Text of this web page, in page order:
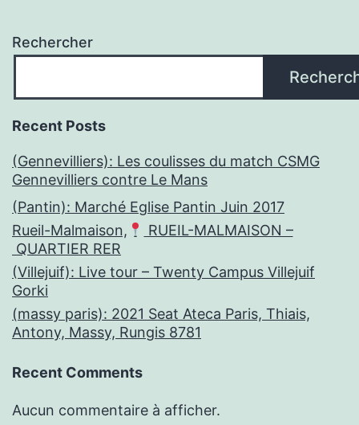
Rechercher
Recent Posts
(Gennevilliers): Les coulisses du match CSMG
Gennevilliers contre Le Mans
(Pantin): Marché Eglise Pantin Juin 2017
Rueil-Malmaison,
RUEIL-MALMAISON –
QUARTIER RER
(Villejuif): Live tour – Twenty Campus Villejuif
Gorki
(massy paris): 2021 Seat Ateca Paris, Thiais,
Antony, Massy, Rungis 8781
Recent Comments
Aucun commentaire à afficher.